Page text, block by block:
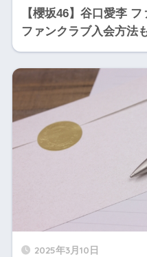
【櫻坂46】谷口愛李
ファンクラブ入会方法
2025年3月10日